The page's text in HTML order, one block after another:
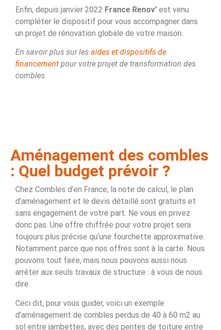
Enfin, depuis janvier 2022 France Renov’est venu
compléter le dispositif pour vous accompagner dans
un projet de rénovation globale de votre maison.
En savoir plus sur les aides et dispositifs de
financementpour votre projet de transformation des
combles
Aménagement des combles
: Quel budget prévoir ?
Chez Combles d’en France, la note de calcul, le plan
d’aménagement et le devis détaillé sont gratuits et
sans engagement de votre part. Ne vous en privez
donc pas. Une offre chiffrée pour votre projet sera
toujours plus précise qu‘une fourchette approximative.
Notamment parce que nos offres sont à la carte. Nous
pouvons tout faire, mais nous pouvons aussi nous
arrêter aux seuls travaux de structure : à vous de nous
dire.
Ceci dit, pour vous guider, voici un exemple
d’aménagement de combles perdus de 40 à 60 m2 au
sol entre jambettes, avec des pentes de toiture entre